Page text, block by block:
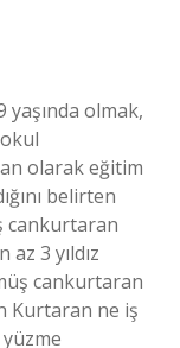
olmak,
olarak eğitim
belirten
cankurtaran
3 yıldız
cankurtaran
Kurtaran ne iş